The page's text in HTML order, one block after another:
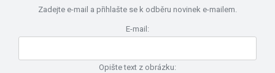
Zadejte e-mail a přihlašte se k odběru novinek e-mailem.
E-mail:
Opište text z obrázku: